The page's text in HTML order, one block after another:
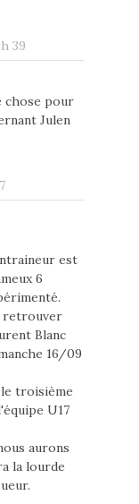
39
chose pour
Julen
est
6
retrouver
Blanc
16/09
troisième
U17
aurons
la lourde